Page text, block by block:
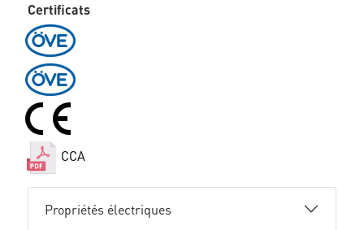
Certificats
CCA
Propriétés électriques